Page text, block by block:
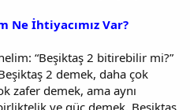
Ne İhtiyacımız Var?
“Beşiktaş 2 bitirebilir mi?”
2 demek, daha çok
zafer demek, ama aynı
ve güç demek. Beşiktaş